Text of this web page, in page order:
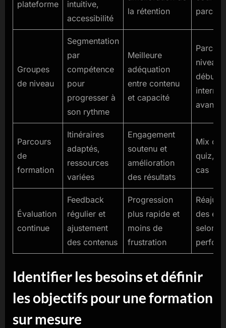
plateforme
intuitive,
accessibilité
la rétention
Groupes
de niveau
Segmentation
par
compétence
pour
progresser à
son rythme
Meilleure
adéquation
entre contenu
et capacité
niveaux
avancé
Parcours
de
formation
Itinéraires
adaptés,
ressources
variées
Engagement
soutenu et
amélioration
des résultats
Mix de
quiz,
cas
Évaluation
continue
Feedback
régulier et
ajustement
des contenus
Progression
plus rapide et
moins de
frustration
des
selon
Identifier les besoins et définir
les objectifs pour une formation
sur mesure